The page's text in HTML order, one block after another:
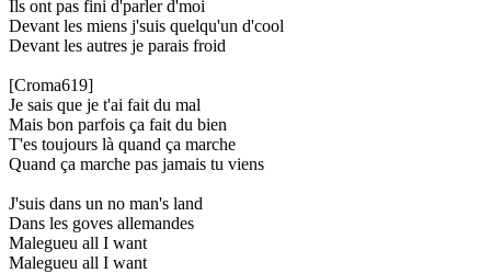
Ils ont pas fini d'parler d'moi
Devant les miens j'suis quelqu'un d'cool
Devant les autres je parais froid
[Croma619]
Je sais que je t'ai fait du mal
Mais bon parfois ça fait du bien
T'es toujours là quand ça marche
Quand ça marche pas jamais tu viens
J'suis dans un no man's land
Dans les goves allemandes
Malegueu all I want
Malegueu all I want